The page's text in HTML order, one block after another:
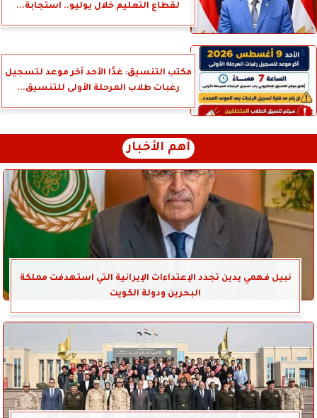
لقطاع التعليم خلال يوليو.. استجابة...
مكتب التنسيق: غدًا الأحد آخر موعد لتسجيل
رغبات طلاب المرحلة الأولى للتنسيق...
أهم الأخبار
نبيل فهمي يدين تجدد الإعتداءات الإيرانية التي استهدفت مملكة
البحرين ودولة الكويت